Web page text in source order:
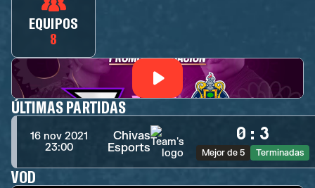
EQUIPOS
8
ÚLTIMAS PARTIDAS
16 nov 2021
23:00
Chivas
Esports
0 : 3
Mejor de 5 Terminadas
VOD